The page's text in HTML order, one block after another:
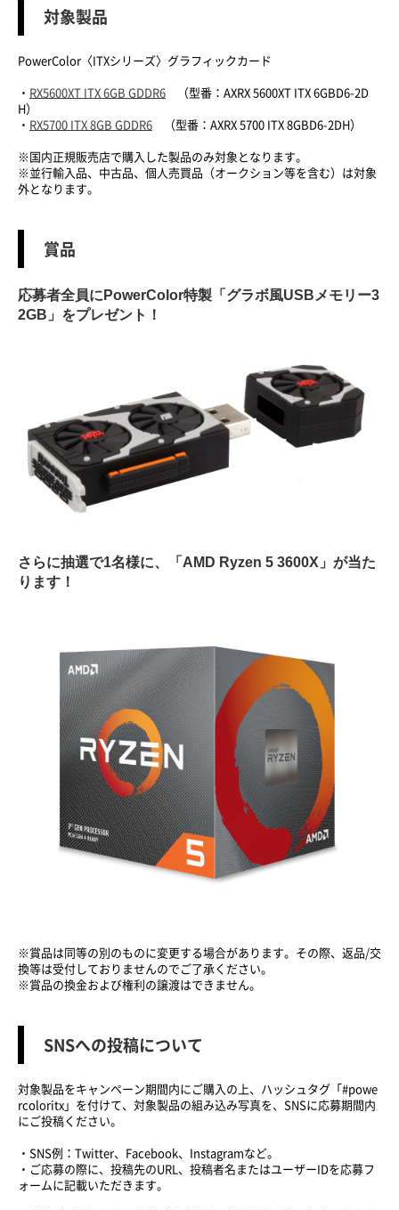
対象製品
PowerColor〈ITXシリーズ〉グラフィックカード
・ RX5600XT ITX 6GB GDDR6 （型番：AXRX 5600XT ITX 6GBD6-2D
H）
・ RX5700 ITX 8GB GDDR6 （型番：AXRX 5700 ITX 8GBD6-2DH）
※国内正規販売店で購入した製品のみ対象となります。
※並行輸入品、中古品、個人売買品（オークション等を含む）は対象
外となります。
賞品
応募者全員にPowerColor特製「グラボ風USBメモリー3
2GB」をプレゼント！
さらに抽選で1名様に、「AMD Ryzen 5 3600X」が当た
ります！
※賞品は同等の別のものに変更する場合があります。その際、返品/交
換等は受付しておりませんのでご了承ください。
※賞品の換金および権利の譲渡はできません。
SNSへの投稿について
対象製品をキャンペーン期間内にご購入の上、ハッシュタグ「#powe
rcoloritx」を付けて、対象製品の組み込み写真を、SNSに応募期間内
にご投稿ください。
・SNS例：Twitter、Facebook、Instagramなど。
・ご応募の際に、投稿先のURL、投稿者名またはユーザーIDを応募フ
ォームに記載いただきます。